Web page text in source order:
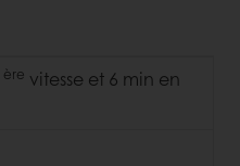
ère vitesse et 6 min en